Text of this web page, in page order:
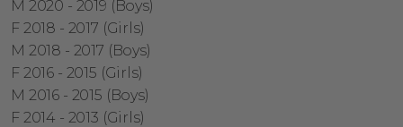
M 2020 - 2019 (Boys)
F 2018 - 2017 (Girls)
M 2018 - 2017 (Boys)
F 2016 - 2015 (Girls)
M 2016 - 2015 (Boys)
F 2014 - 2013 (Girls)